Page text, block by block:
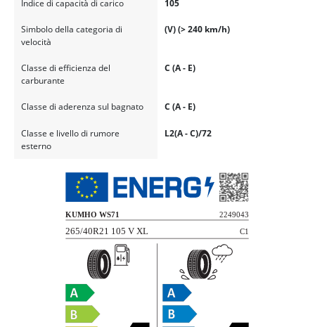
Indice di capacità di carico 105
Simbolo della categoria di
velocità
(V) (> 240 km/h)
Classe di efficienza del
carburante
C (A - E)
Classe di aderenza sul bagnato C (A - E)
Classe e livello di rumore
esterno
L2(A - C)/72